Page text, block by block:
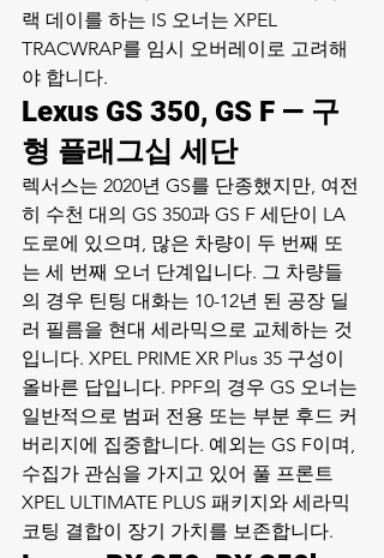
랙 데이를 하는 IS 오너는 XPEL
TRACWRAP를 임시 오버레이로 고려해
야 합니다.
Lexus GS 350, GS F — 구
형 플래그십 세단
렉서스는 2020년 GS를 단종했지만, 여전
히 수천 대의 GS 350과 GS F 세단이 LA
도로에 있으며, 많은 차량이 두 번째 또
는 세 번째 오너 단계입니다. 그 차량들
의 경우 틴팅 대화는 10-12년 된 공장 딜
러 필름을 현대 세라믹으로 교체하는 것
입니다. XPEL PRIME XR Plus 35 구성이
올바른 답입니다. PPF의 경우 GS 오너는
일반적으로 범퍼 전용 또는 부분 후드 커
버리지에 집중합니다. 예외는 GS F이며,
수집가 관심을 가지고 있어 풀 프론트
XPEL ULTIMATE PLUS 패키지와 세라믹
코팅 결합이 장기 가치를 보존합니다.